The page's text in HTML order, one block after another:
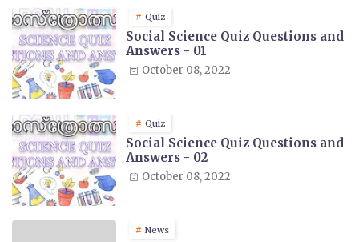
Quiz
Social Science Quiz Questions and
Answers - 01
October 08, 2022
Quiz
Social Science Quiz Questions and
Answers - 02
October 08, 2022
News